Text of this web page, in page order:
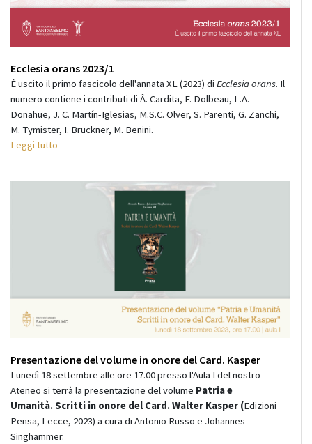
Ecclesia orans 2023/1
È uscito il primo fascicolo dell'annata XL (2023) di Ecclesia orans. Il
numero contiene i contributi di Â. Cardita, F. Dolbeau, L.A.
Donahue, J. C. Martín-Iglesias, M.S.C. Olver, S. Parenti, G. Zanchi,
M. Tymister, I. Bruckner, M. Benini.
Leggi tutto
Presentazione del volume in onore del Card. Kasper
Lunedì 18 settembre alle ore 17.00 presso l'Aula I del nostro
Ateneo si terrà la presentazione del volume Patria e
Umanità.Scritti in onore del Card. Walter Kasper (Edizioni
Pensa, Lecce, 2023) a cura di Antonio Russo e Johannes
Singhammer.